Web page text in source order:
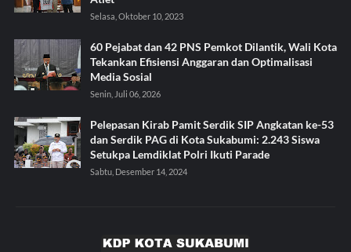
Selasa, Oktober 10, 2023
60 Pejabat dan 42 PNS Pemkot Dilantik, Wali Kota
Tekankan Efisiensi Anggaran dan Optimalisasi
Media Sosial
Senin, Juli 06, 2026
Pelepasan Kirab Pamit Serdik SIP Angkatan ke-53
dan Serdik PAG di Kota Sukabumi: 2.243 Siswa
Setukpa Lemdiklat Polri Ikuti Parade
Sabtu, Desember 14, 2024